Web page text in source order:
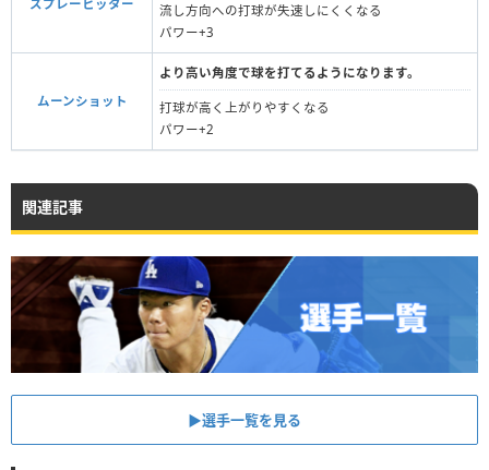
スプレーヒッター
流し方向への打球が失速しにくくなる
パワー+3
ムーンショット
より高い角度で球を打てるようになります。
打球が高く上がりやすくなる
パワー+2
関連記事
▶︎選手一覧を見る